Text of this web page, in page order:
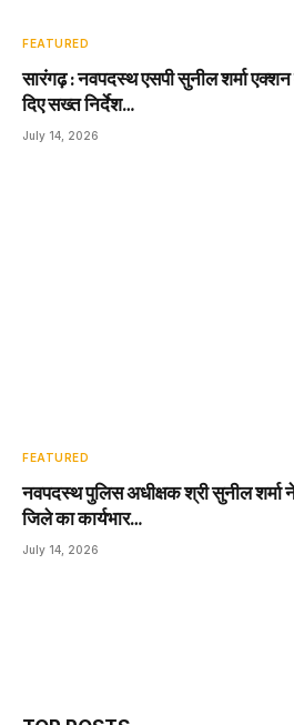
FEATURED
सारंगढ़ : नवपदस्थ एसपी सुनील शर्मा एक्शन
दिए सख्त निर्देश…
July 14, 2026
FEATURED
नवपदस्थ पुलिस अधीक्षक श्री सुनील शर्मा
जिले का कार्यभार…
July 14, 2026